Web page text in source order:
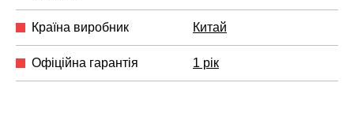
Країна виробник Китай
Офіційна гарантія 1 рік